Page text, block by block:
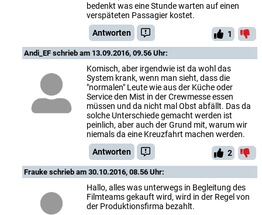
bedenkt was eine Stunde warten auf einen
verspäteten Passagier kostet.
Antworten
1
Andi_EF schrieb am 13.09.2016, 09.56 Uhr:
Komisch, aber irgendwie ist da wohl das
System krank, wenn man sieht, dass die
"normalen" Leute wie aus der Küche oder
Service den Mist in der Crewmesse essen
müssen und da nicht mal Obst abfällt. Das da
solche Unterschiede gemacht werden ist
peinlich, aber auch der Grund mit, warum wir
niemals da eine Kreuzfahrt machen werden.
Antworten
2
Frauke schrieb am 30.10.2016, 08.56 Uhr:
Hallo, alles was unterwegs in Begleitung des
Filmteams gekauft wird, wird in der Regel von
der Produktionsfirma bezahlt.